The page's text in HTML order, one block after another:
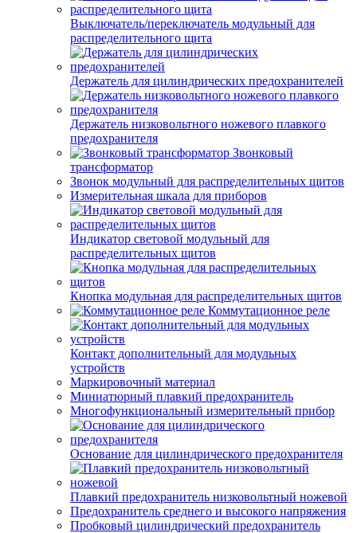
Выключатель/переключатель модульный для
распределительного щита
Держатель для цилиндрических предохранителей
Держатель низковольтного ножевого плавкого
предохранителя
Звонковый
трансформатор
Звонок модульный для распределительных щитов
Измерительная шкала для приборов
Индикатор световой модульный для
распределительных щитов
Кнопка модульная для распределительных щитов
Коммутационное реле
Контакт дополнительный для модульных
устройств
Маркировочный материал
Миниатюрный плавкий предохранитель
Многофункциональный измерительный прибор
Основание для цилиндрического предохранителя
Плавкий предохранитель низковольтный ножевой
Предохранитель среднего и высокого напряжения
Пробковый цилиндрический предохранитель